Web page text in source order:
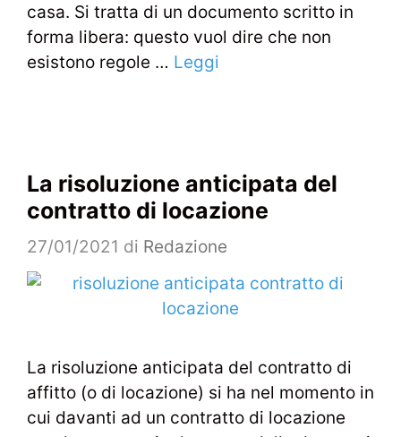
casa. Si tratta di un documento scritto in
forma libera: questo vuol dire che non
esistono regole … Leggi
La risoluzione anticipata del
contratto di locazione
27/01/2021 di Redazione
La risoluzione anticipata del contratto di
affitto (o di locazione) si ha nel momento in
cui davanti ad un contratto di locazione